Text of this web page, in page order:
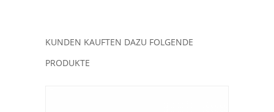
KUNDEN KAUFTEN DAZU FOLGENDE
PRODUKTE